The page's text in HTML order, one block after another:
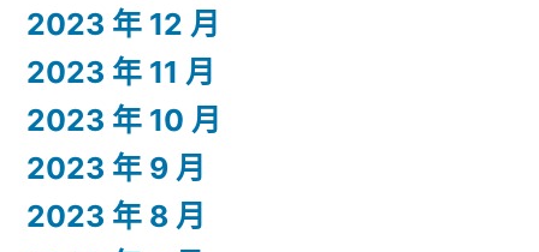
2023 年 12 月
2023 年 11 月
2023 年 10 月
2023 年 9 月
2023 年 8 月